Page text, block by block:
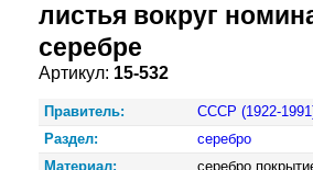
листья вокруг
серебре
Артикул: 15-532
Правитель:
СССР (1922-
Раздел:
серебро
Материал:
серебро